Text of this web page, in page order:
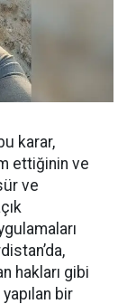
karar,
ettiğinin ve
ve
hakları gibi
bir